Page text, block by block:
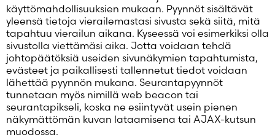
käyttömahdollisuuksien mukaan. Pyynnöt sisältävät
yleensä tietoja vierailemastasi sivusta sekä siitä, mitä
tapahtuu vierailun aikana. Kyseessä voi esimerkiksi olla
sivustolla viettämäsi aika. Jotta voidaan tehdä
johtopäätöksiä useiden sivunäkymien tapahtumista,
evästeet ja paikallisesti tallennetut tiedot voidaan
lähettää pyynnön mukana. Seurantapyynnöt
tunnetaan myös nimillä web beacon tai
seurantapikseli, koska ne esiintyvät usein pienen
näkymättömän kuvan lataamisena tai AJAX-kutsun
muodossa.